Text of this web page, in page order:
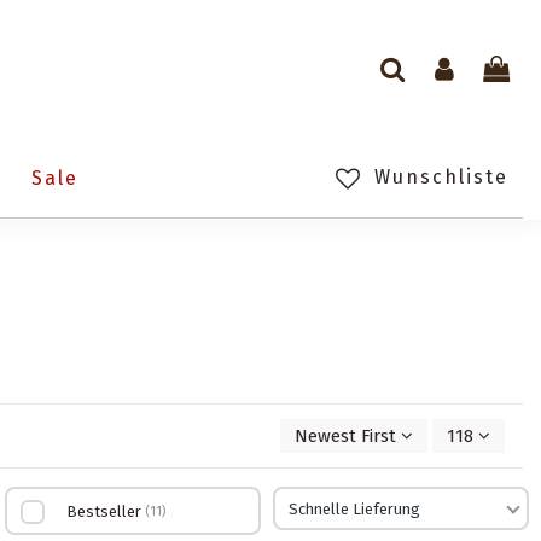
Wunschliste
Sale
Newest First 118
Bestseller 11 Schnelle Lieferung